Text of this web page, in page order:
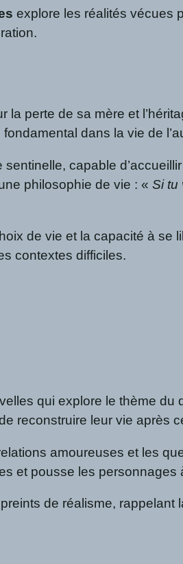
explore les réalités vécues
la perte de sa mère et
dans la vie de
capable
philosophie de vie : «Si tu
de vie et la capacité à se
contextes difficiles.
qui explore le thème du
reconstruire leur vie après
amoureuses et les
et pousse les
de réalisme, rappelant